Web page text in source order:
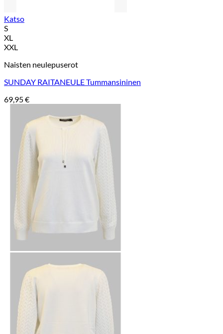
Katso
S
XL
XXL
Naisten neulepuserot
SUNDAY RAITANEULE Tummansininen
69,95€